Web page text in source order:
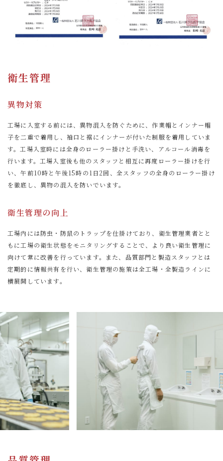
衛生管理
異物対策
工場に入室する前には、異物混入を防ぐために、作業帽とインナー帽
子を二重で着用し、袖口と裾にインナーが付いた制服を着用していま
す。工場入室時には全身のローラー掛けと手洗い、アルコール消毒を
行います。工場入室後も他のスタッフと相互に再度ローラー掛けを行
い、午前10時と午後15時の1日2回、全スタッフの全身のローラー掛け
を徹底し、異物の混入を防いでいます。
衛生管理の向上
工場内には防虫・防鼠のトラップを仕掛けており、衛生管理業者とと
もに工場の衛生状態をモニタリングすることで、より良い衛生管理に
向けて常に改善を行っています。また、品質部門と製造スタッフとは
定期的に情報共有を行い、衛生管理の施策は全工場・全製造ラインに
横展開しています。